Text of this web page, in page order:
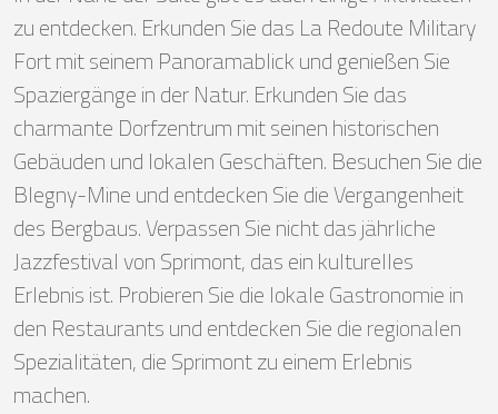
zu entdecken. Erkunden Sie das La Redoute Military
Fort mit seinem Panoramablick und genießen Sie
Spaziergänge in der Natur. Erkunden Sie das
charmante Dorfzentrum mit seinen historischen
Gebäuden und lokalen Geschäften. Besuchen Sie die
Blegny-Mine und entdecken Sie die Vergangenheit
des Bergbaus. Verpassen Sie nicht das jährliche
Jazzfestival von Sprimont, das ein kulturelles
Erlebnis ist. Probieren Sie die lokale Gastronomie in
den Restaurants und entdecken Sie die regionalen
Spezialitäten, die Sprimont zu einem Erlebnis
machen.